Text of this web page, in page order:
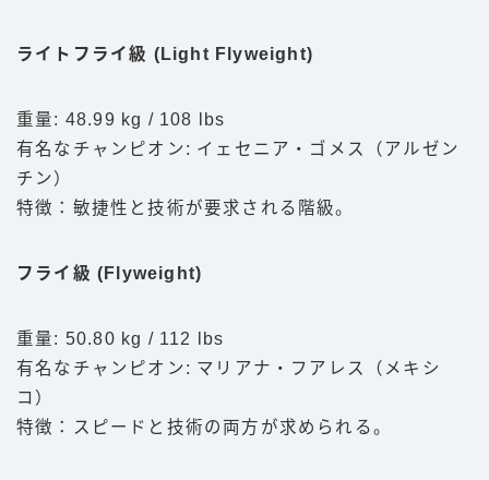
ライトフライ級 (Light Flyweight)
重量: 48.99 kg / 108 lbs
有名なチャンピオン: イェセニア・ゴメス（アルゼン
チン）
特徴：敏捷性と技術が要求される階級。
フライ級 (Flyweight)
重量: 50.80 kg / 112 lbs
有名なチャンピオン: マリアナ・フアレス（メキシ
コ）
特徴：スピードと技術の両方が求められる。